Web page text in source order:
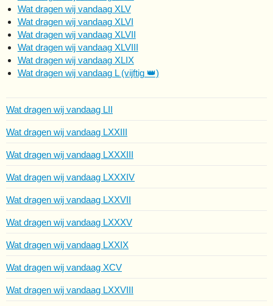
Wat dragen wij vandaag XLV
Wat dragen wij vandaag XLVI
Wat dragen wij vandaag XLVII
Wat dragen wij vandaag XLVIII
Wat dragen wij vandaag XLIX
Wat dragen wij vandaag L (vijftig 👑)
Wat dragen wij vandaag LII
Wat dragen wij vandaag LXXIII
Wat dragen wij vandaag LXXXIII
Wat dragen wij vandaag LXXXIV
Wat dragen wij vandaag LXXVII
Wat dragen wij vandaag LXXXV
Wat dragen wij vandaag LXXIX
Wat dragen wij vandaag XCV
Wat dragen wij vandaag LXXVIII